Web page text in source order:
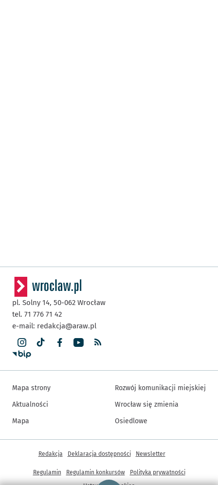
pl. Solny 14, 50-062 Wrocław
tel. 71 776 71 42
e-mail: redakcja@araw.pl
Mapa strony
Aktualności
Mapa
Rozwój komunikacji miejskiej
Wrocław się zmienia
Osiedlowe
Inne informacje
Redakcja Deklaracja dostępności Newsletter
Regulamin Regulamin konkursów
Polityka prywatności